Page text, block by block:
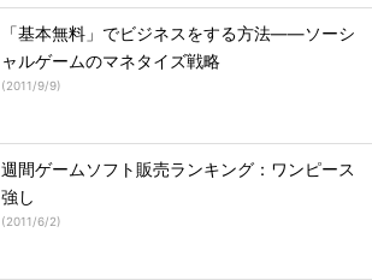
「基本無料」でビジネスをする方法――ソーシ
ャルゲームのマネタイズ戦略
(2011/9/9)
週間ゲームソフト販売ランキング：ワンピース
強し
(2011/6/2)